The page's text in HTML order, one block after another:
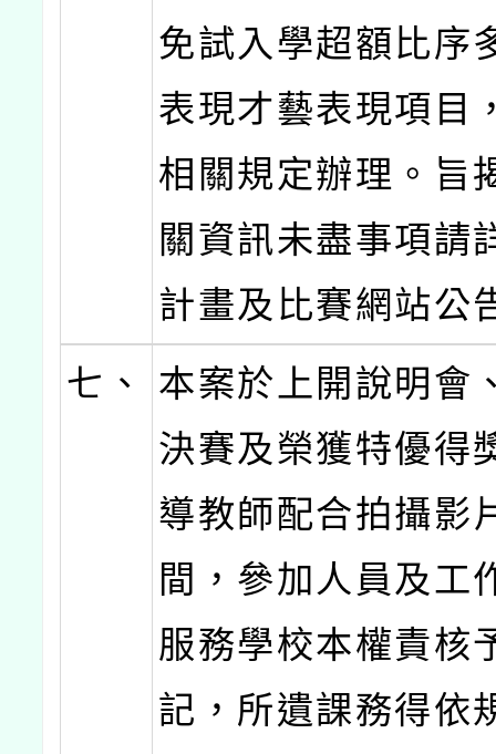
免試入學超額比序
表現才藝表現項目
相關規定辦理。旨
關資訊未盡事項請
計畫及比賽網站公
七、
本案於上開說明會
決賽及榮獲特優得
導教師配合拍攝影
間，參加人員及工
服務學校本權責核
記，所遺課務得依